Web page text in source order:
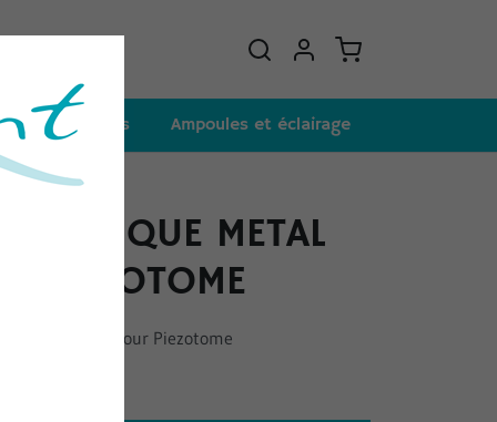
consommables Ampoules et éclairage
METAL
PIEZOTOME
Easytorque pour Piezotome